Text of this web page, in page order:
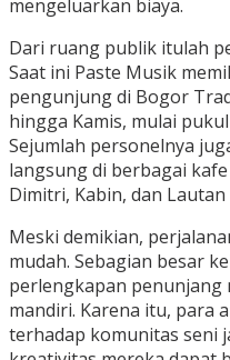
mengeluarkan biaya.
Dari ruang publik itulah
Saat ini Paste Musik
pengunjung di Bogor
hingga Kamis, mulai
Sejumlah personelnya
langsung di berbagai
Dimitri, Kabin, dan Lautan
Meski demikian,
mudah. Sebagian besar
perlengkapan penunjang
mandiri. Karena itu, para
terhadap komunitas seni